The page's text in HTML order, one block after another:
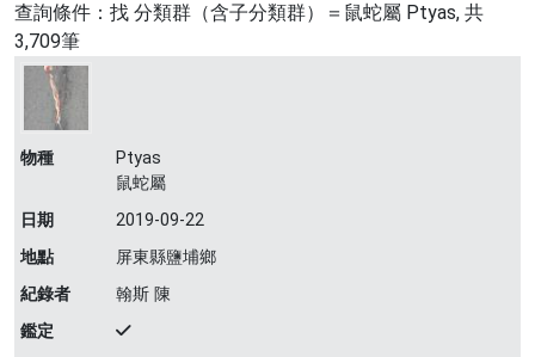
查詢條件：找 分類群（含子分類群）＝鼠蛇屬 Ptyas, 共
3,709筆
物種
Ptyas
鼠蛇屬
日期
2019-09-22
地點
屏東縣鹽埔鄉
紀錄者
翰斯 陳
鑑定